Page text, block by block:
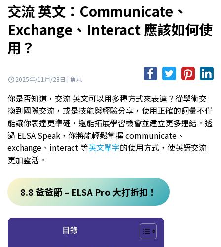
交流 英文：Communicate、
Exchange、Interact 應該如何使
用？
2025年/11月/28日 | 魚丸
你是否知道，交流 英文可以用多種方式來表達？從學術交
換到國際交流，或是技能與經驗分享，使用正確的詞彙不僅
能讓你表達更準確，還能拓展學習機會並建立更多連結。透
過 ELSA Speak，你將能輕鬆掌握 communicate、
exchange、interact 等英文單字的使用方式，使英語交流
更加靈活。
8.8 爸爸節 – ELSA Pro 大打折扣！
目錄